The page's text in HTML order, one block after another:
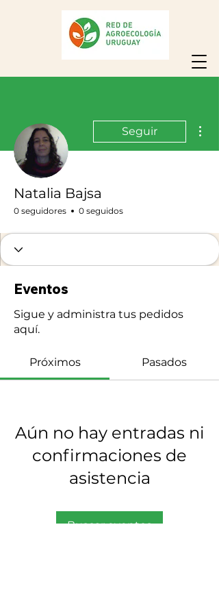
Seguir
Natalia Bajsa
0 seguidores 0 seguidos
Eventos
Sigue y administra tus pedidos
aquí.
Próximos Pasados
Aún no hay entradas ni
confirmaciones de
asistencia
Buscar eventos